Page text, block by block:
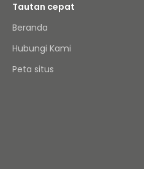
Tautan cepat
Beranda
Hubungi Kami
Peta situs